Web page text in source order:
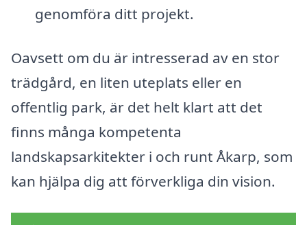
genomföra ditt projekt.
Oavsett om du är intresserad av en stor
trädgård, en liten uteplats eller en
offentlig park, är det helt klart att det
finns många kompetenta
landskapsarkitekter i och runt Åkarp, som
kan hjälpa dig att förverkliga din vision.